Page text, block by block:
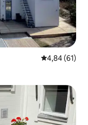
Průměrné
4,84 (61)